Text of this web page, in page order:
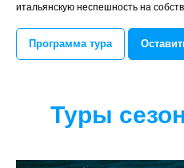
итальянскую неспешность на
Программа тура
Туры